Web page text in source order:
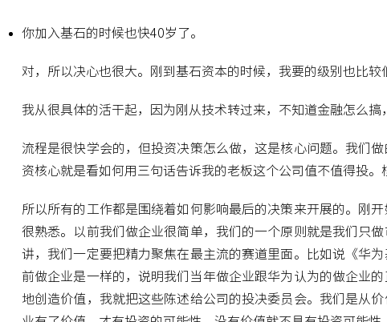
你加入基石的时候也快40岁了。
对，所以决心也很大。刚到基石资本的时候，我要的级别也比
我从很具体的活干起，因为刚从技术转过来，不知道金融怎么
流程是很快学会的，但投资决策怎么做，这是核心问题。我们
资核心就是看如何用三句话告诉我的老板这个公司值不值得投。
所以所有的工作都是围绕着如何影响最后的决策来开展的。刚
很熟悉。以前我们做企业很简单，我们的一个原则就是我们只
讲，我们一定要把精力聚焦在最主流的赛道里面。比如说《华
前做企业是一样的，说明我们当年做企业跟华为认为的做企业
地创造价值，我就把这些陈述给公司的投决委员会。我们是从